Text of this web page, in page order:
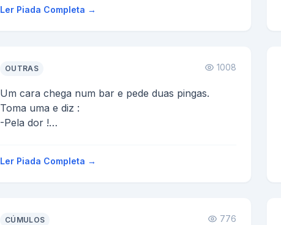
Ler Piada Completa →
OUTRAS 1008
Um cara chega num bar e pede duas pingas.
Toma uma e diz :
-Pela dor !
O cara repete o r...
Ler Piada Completa →
CÚMULOS 776